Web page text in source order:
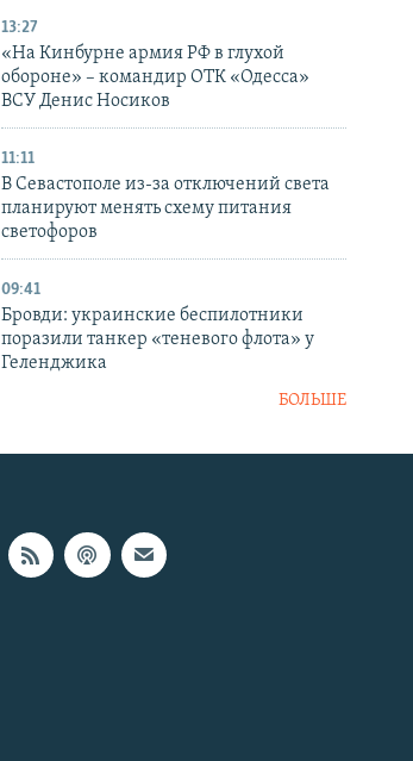
13:27
«На Кинбурне армия РФ в глухой
обороне» – командир ОТК «Одесса»
ВСУ Денис Носиков
11:11
В Севастополе из-за отключений света
планируют менять схему питания
светофоров
09:41
Бровди: украинские беспилотники
поразили танкер «теневого флота» у
Геленджика
БОЛЬШЕ